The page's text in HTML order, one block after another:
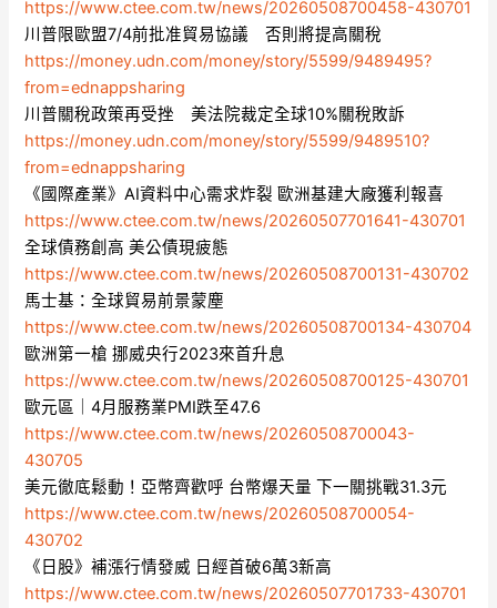
https://www.ctee.com.tw/news/20260508700458-430701
川普限歐盟7/4前批准貿易協議 否則將提高關稅
https://money.udn.com/money/story/5599/9489495?
from=ednappsharing
川普關稅政策再受挫 美法院裁定全球10%關稅敗訴
https://money.udn.com/money/story/5599/9489510?
from=ednappsharing
《國際產業》AI資料中心需求炸裂 歐洲基建大廠獲利報喜
https://www.ctee.com.tw/news/20260507701641-430701
全球債務創高 美公債現疲態
https://www.ctee.com.tw/news/20260508700131-430702
馬士基：全球貿易前景蒙塵
https://www.ctee.com.tw/news/20260508700134-430704
歐洲第一槍 挪威央行2023來首升息
https://www.ctee.com.tw/news/20260508700125-430701
歐元區｜4月服務業PMI跌至47.6
https://www.ctee.com.tw/news/20260508700043-
430705
美元徹底鬆動！亞幣齊歡呼 台幣爆天量 下一關挑戰31.3元
https://www.ctee.com.tw/news/20260508700054-
430702
《日股》補漲行情發威 日經首破6萬3新高
https://www.ctee.com.tw/news/20260507701733-430701